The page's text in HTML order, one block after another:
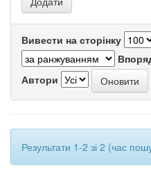
Вивести на сторінку
Автори
Результати 1-2 зі 2 (час